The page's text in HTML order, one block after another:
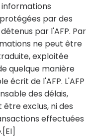
par des
par l'AFP. Par
ne peut être
exploitée
quelque manière
écrit de l'AFP. L'AFP
des délais,
exclus, ni des
effectuées